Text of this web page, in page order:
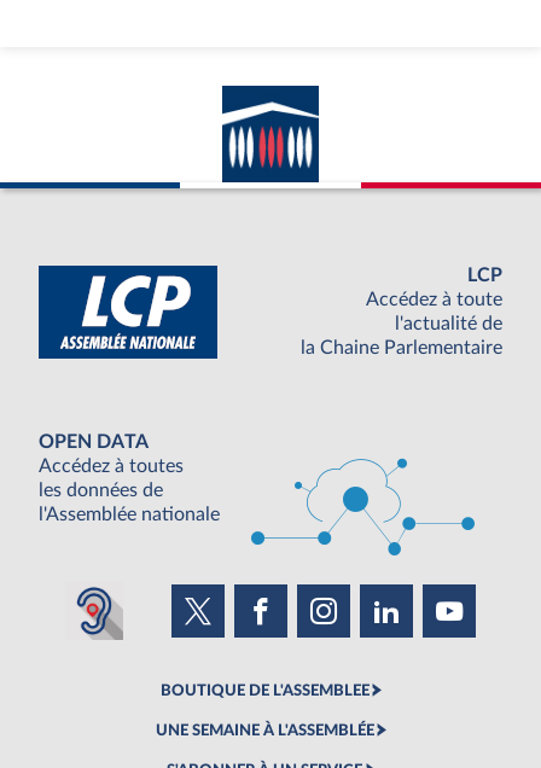
LCP
Accédez à toute
l'actualité de
la Chaine Parlementaire
OPEN DATA
Accédez à toutes
les données de
l'Assemblée nationale
BOUTIQUE DE L'ASSEMBLEE
UNE SEMAINE À L'ASSEMBLÉE